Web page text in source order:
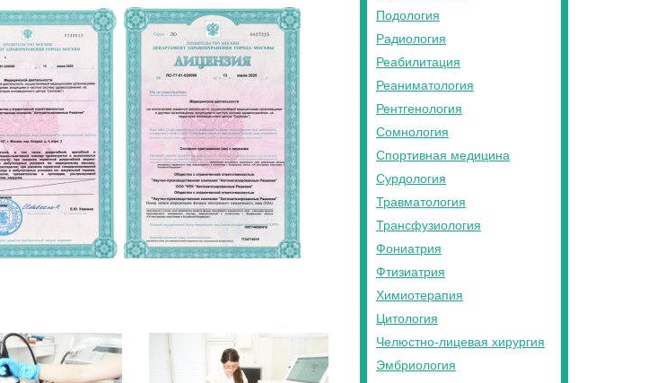
Подология
Радиология
Реабилитация
Реаниматология
Рентгенология
Сомнология
Спортивная медицина
Сурдология
Травматология
Трансфузиология
Фониатрия
Фтизиатрия
Химиотерапия
Цитология
Челюстно-лицевая хирургия
Эмбриология